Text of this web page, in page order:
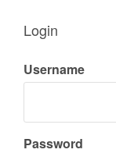
Login
Username
Password